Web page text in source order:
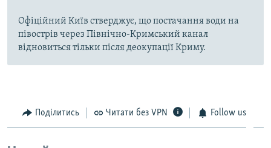
Офіційний Київ стверджує, що постачання води на
півострів через Північно-Кримський канал
відновиться тільки після деокупації Криму.
Поділитись Читати без VPN Follow us